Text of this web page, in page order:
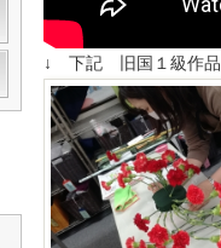
↓ 下記 旧国１級作品